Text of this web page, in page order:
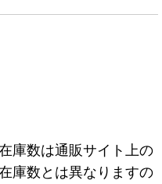
庫数は通販サイト上の
庫数とは異なりますの